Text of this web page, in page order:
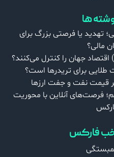
ها
یا فرصتی بزرگ برای
مالی؟
طلایی برای تریدرها است؟
قیمت نفت و جفت‌ ارزها
فرصت‌های آنلاین با محوریت
فارکس